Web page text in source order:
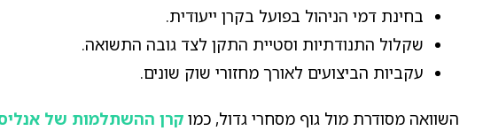
בחינת דמי הניהול בפועל בקרן ייעודית.
שקלול התנודתיות וסטיית התקן לצד גובה התשואה.
עקביות הביצועים לאורך מחזורי שוק שונים.
השוואה מסודרת מול גוף מסחרי גדול, כמו קרן ההשתלמות של